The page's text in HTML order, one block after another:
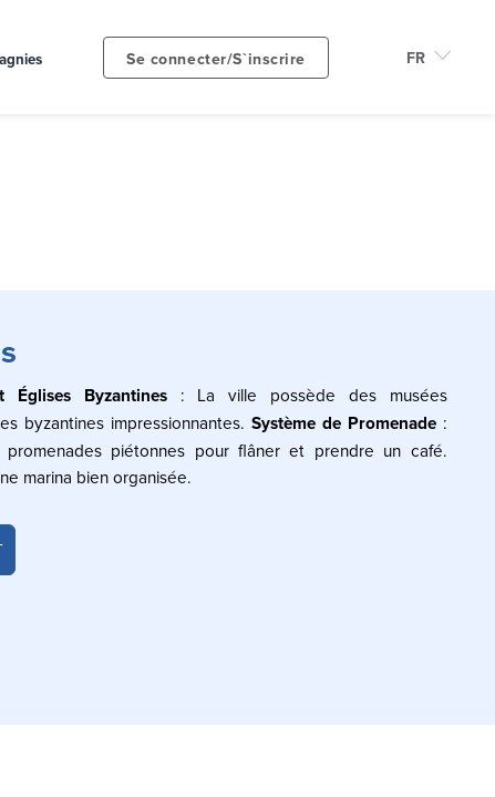
Se connecter/S`inscrire
Églises Byzantines: La ville possède des musées
byzantines impressionnantes. Système de Promenade:
piétonnes pour flâner et prendre un café.
marina bien organisée.